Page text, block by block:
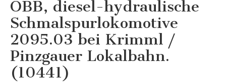
ÖBB, diesel-hydraulische
Schmalspurlokomotive
2095.03 bei Krimml /
Pinzgauer Lokalbahn.
(10441)